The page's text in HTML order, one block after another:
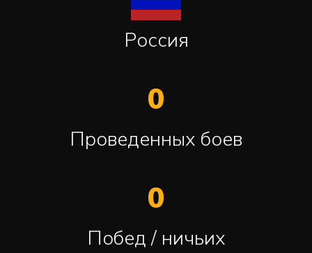
Россия
0
Проведенных боев
0
Побед / ничьих